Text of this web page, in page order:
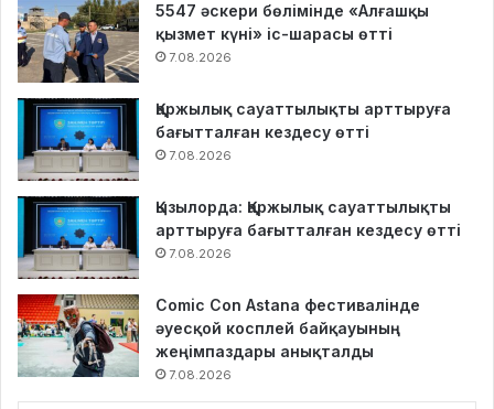
5547 әскери бөлімінде «Алғашқы
қызмет күні» іс-шарасы өтті
7.08.2026
Қаржылық сауаттылықты арттыруға
бағытталған кездесу өтті
7.08.2026
Қызылорда: Қаржылық сауаттылықты
арттыруға бағытталған кездесу өтті
7.08.2026
Comic Con Astana фестивалінде
әуесқой косплей байқауының
жеңімпаздары анықталды
7.08.2026